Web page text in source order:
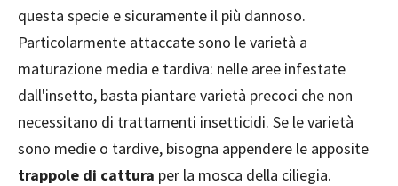
questa specie e sicuramente il più dannoso.
Particolarmente attaccate sono le varietà a
maturazione media e tardiva: nelle aree infestate
dall'insetto, basta piantare varietà precoci che non
necessitano di trattamenti insetticidi. Se le varietà
sono medie o tardive, bisogna appendere le apposite
trappole di cattura per la mosca della ciliegia.